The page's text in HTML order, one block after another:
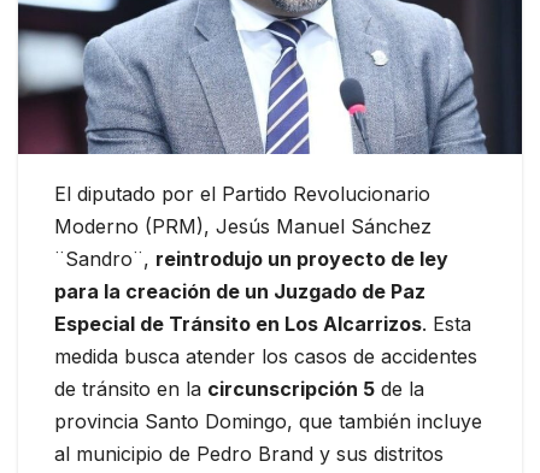
El diputado por el Partido Revolucionario
Moderno (PRM), Jesús Manuel Sánchez
¨Sandro¨, reintrodujo un proyecto de ley
para la creación de un Juzgado de Paz
Especial de Tránsito en Los Alcarrizos. Esta
medida busca atender los casos de accidentes
de tránsito en la circunscripción 5 de la
provincia Santo Domingo, que también incluye
al municipio de Pedro Brand y sus distritos